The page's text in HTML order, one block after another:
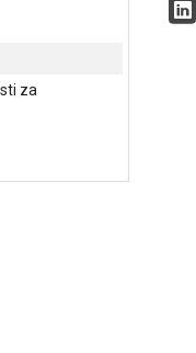
za